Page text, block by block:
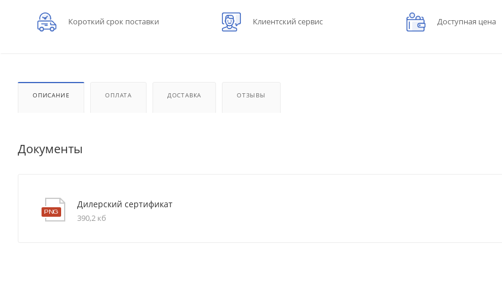
Короткий срок поставки Клиентский сервис Доступная цена
ОПИСАНИЕ ОПЛАТА ДОСТАВКА ОТЗЫВЫ
Документы
Дилерский сертификат
390,2 кб